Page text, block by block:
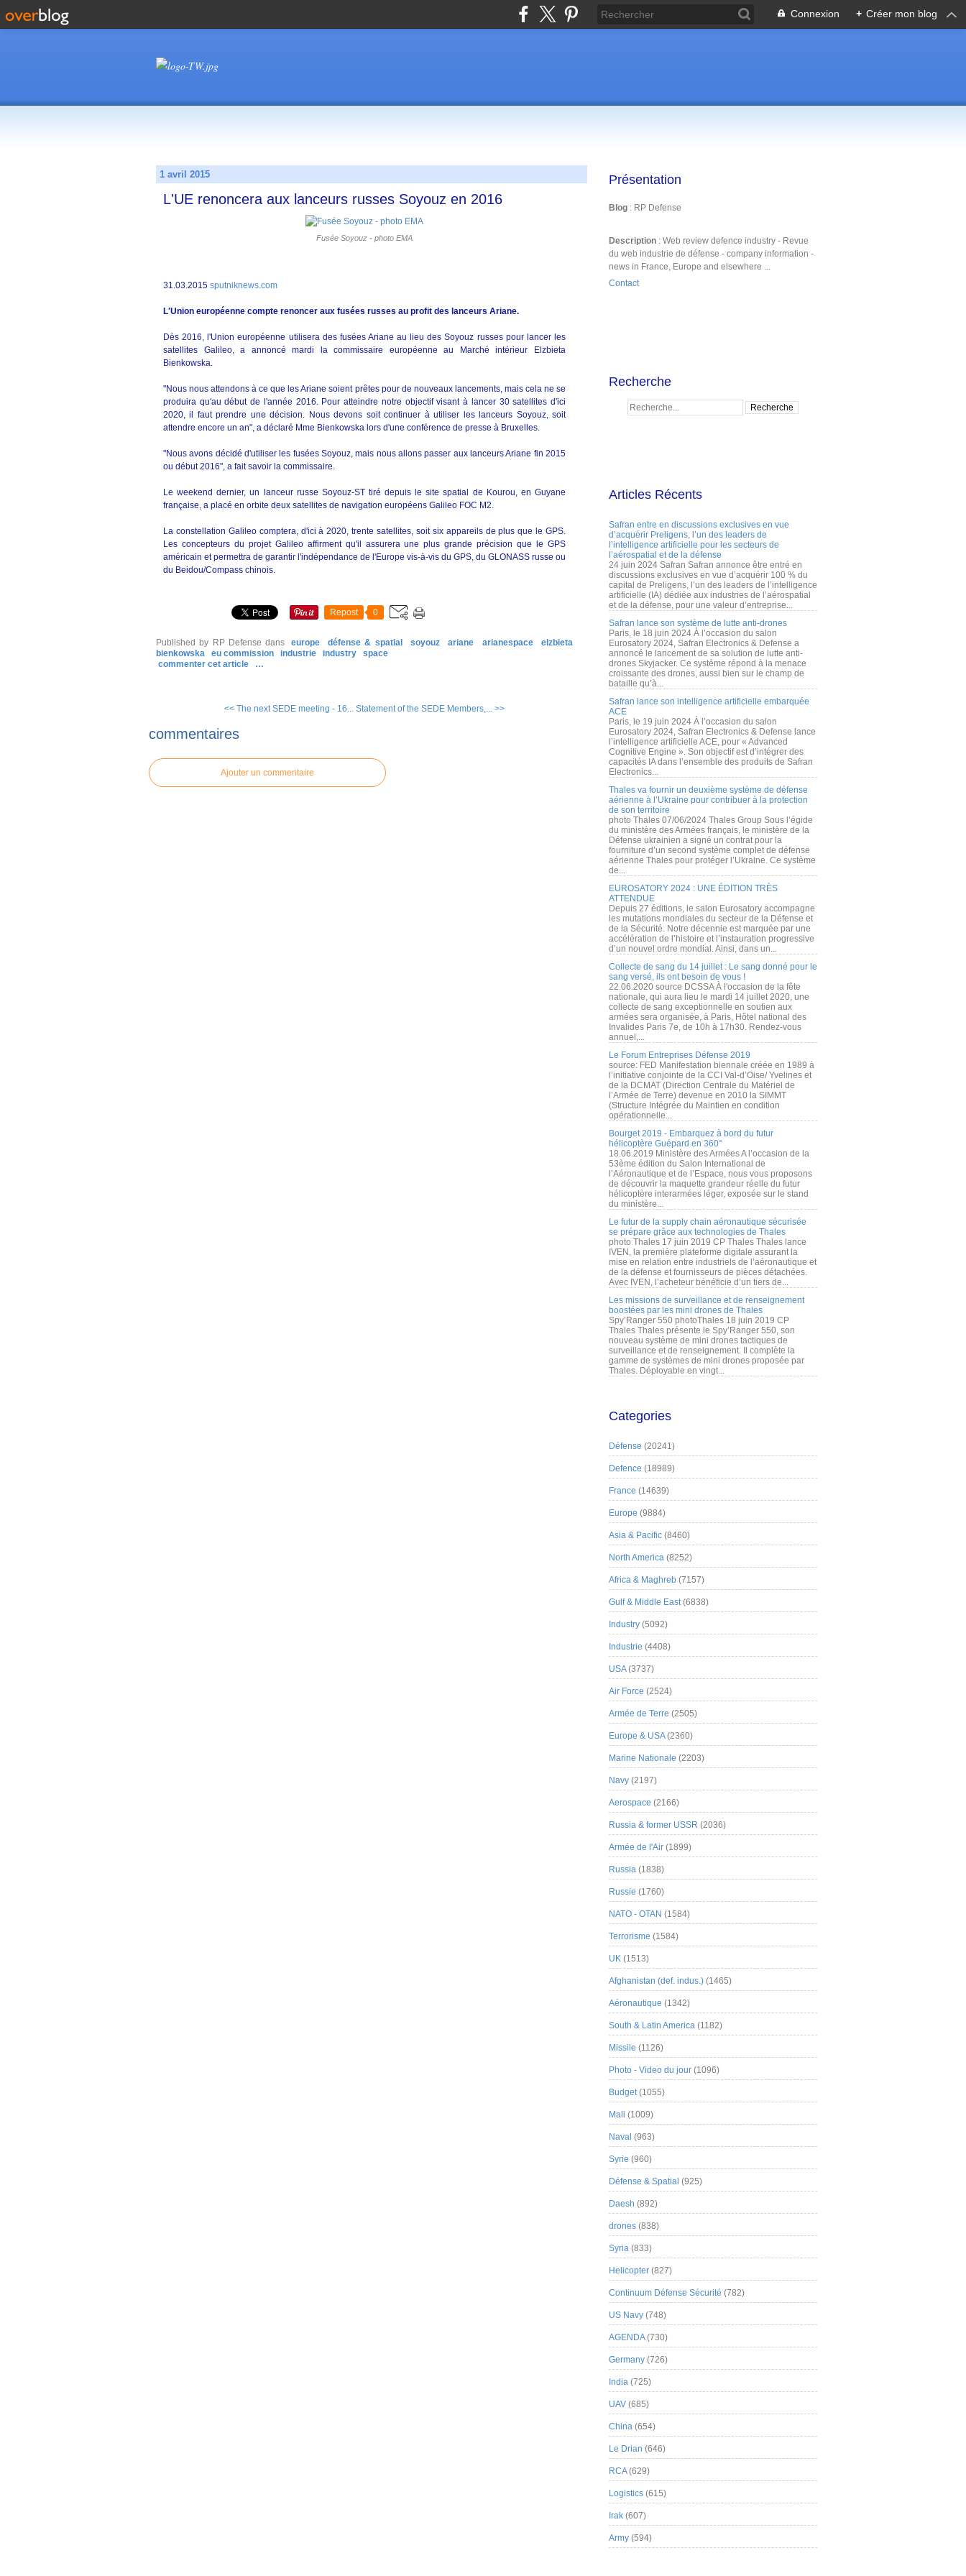
Connexion + Créer mon blog
1 avril 2015
L'UE renoncera aux lanceurs russes Soyouz en 2016
Fusée Soyouz - photo EMA
31.03.2015 sputniknews.com
L'Union européenne compte renoncer aux fusées russes au profit des lanceurs Ariane.
Dès 2016, l'Union européenne utilisera des fusées Ariane au lieu des Soyouz russes pour lancer les
satellites Galileo, a annoncé mardi la commissaire européenne au Marché intérieur Elzbieta
Bienkowska.
"Nous nous attendons à ce que les Ariane soient prêtes pour de nouveaux lancements, mais cela ne se
produira qu'au début de l'année 2016. Pour atteindre notre objectif visant à lancer 30 satellites d'ici
2020, il faut prendre une décision. Nous devons soit continuer à utiliser les lanceurs Soyouz, soit
attendre encore un an", a déclaré Mme Bienkowska lors d'une conférence de presse à Bruxelles.
"Nous avons décidé d'utiliser les fusées Soyouz, mais nous allons passer aux lanceurs Ariane fin 2015
ou début 2016", a fait savoir la commissaire.
Le weekend dernier, un lanceur russe Soyouz-ST tiré depuis le site spatial de Kourou, en Guyane
française, a placé en orbite deux satellites de navigation européens Galileo FOC M2.
La constellation Galileo comptera, d'ici à 2020, trente satellites, soit six appareils de plus que le GPS.
Les concepteurs du projet Galileo affirment qu'il assurera une plus grande précision que le GPS
américain et permettra de garantir l'indépendance de l'Europe vis-à-vis du GPS, du GLONASS russe ou
du Beidou/Compass chinois.
Repost 0
Published by RP Defense dans europe défense & spatial soyouz ariane arianespace
elzbieta
bienkowska
eu commission industrie industry
space
commenter cet article
…
<< The next SEDE meeting - 16... Statement of the SEDE Members,... >>
commentaires
Ajouter un commentaire
Présentation
Blog : RP Defense
Description : Web review defence industry - Revue
du web industrie de défense - company information -
news in France, Europe and elsewhere ...
Contact
Recherche
Articles Récents
Safran entre en discussions exclusives en vue
d’acquérir Preligens, l’un des leaders de
l’intelligence artificielle pour les secteurs de
l’aérospatial et de la défense
24 juin 2024 Safran Safran annonce être entré en
discussions exclusives en vue d’acquérir 100 % du
capital de Preligens, l’un des leaders de l’intelligence
artificielle (IA) dédiée aux industries de l’aérospatial
et de la défense, pour une valeur d’entreprise...
Safran lance son système de lutte anti-drones
Paris, le 18 juin 2024 À l’occasion du salon
Eurosatory 2024, Safran Electronics & Defense a
annoncé le lancement de sa solution de lutte anti-
drones Skyjacker. Ce système répond à la menace
croissante des drones, aussi bien sur le champ de
bataille qu’à...
Safran lance son intelligence artificielle embarquée
ACE
Paris, le 19 juin 2024 À l’occasion du salon
Eurosatory 2024, Safran Electronics & Defense lance
l’intelligence artificielle ACE, pour « Advanced
Cognitive Engine ». Son objectif est d’intégrer des
capacités IA dans l’ensemble des produits de Safran
Electronics...
Thales va fournir un deuxième système de défense
aérienne à l’Ukraine pour contribuer à la protection
de son territoire
photo Thales 07/06/2024 Thales Group Sous l’égide
du ministère des Armées français, le ministère de la
Défense ukrainien a signé un contrat pour la
fourniture d’un second système complet de défense
aérienne Thales pour protéger l’Ukraine. Ce système
de...
EUROSATORY 2024 : UNE ÉDITION TRÈS
ATTENDUE
Depuis 27 éditions, le salon Eurosatory accompagne
les mutations mondiales du secteur de la Défense et
de la Sécurité. Notre décennie est marquée par une
accélération de l’histoire et l’instauration progressive
d’un nouvel ordre mondial. Ainsi, dans un...
Collecte de sang du 14 juillet : Le sang donné pour le
sang versé, ils ont besoin de vous !
22.06.2020 source DCSSA À l'occasion de la fête
nationale, qui aura lieu le mardi 14 juillet 2020, une
collecte de sang exceptionnelle en soutien aux
armées sera organisée, à Paris, Hôtel national des
Invalides Paris 7e, de 10h à 17h30. Rendez-vous
annuel,...
Le Forum Entreprises Défense 2019
source: FED Manifestation biennale créée en 1989 à
l’initiative conjointe de la CCI Val-d’Oise/ Yvelines et
de la DCMAT (Direction Centrale du Matériel de
l’Armée de Terre) devenue en 2010 la SIMMT
(Structure Intégrée du Maintien en condition
opérationnelle...
Bourget 2019 - Embarquez à bord du futur
hélicoptère Guépard en 360°
18.06.2019 Ministère des Armées A l’occasion de la
53ème édition du Salon International de
l’Aéronautique et de l’Espace, nous vous proposons
de découvrir la maquette grandeur réelle du futur
hélicoptère interarmées léger, exposée sur le stand
du ministère...
Le futur de la supply chain aéronautique sécurisée
se prépare grâce aux technologies de Thales
photo Thales 17 juin 2019 CP Thales Thales lance
IVEN, la première plateforme digitale assurant la
mise en relation entre industriels de l’aéronautique et
de la défense et fournisseurs de pièces détachées.
Avec IVEN, l’acheteur bénéficie d’un tiers de...
Les missions de surveillance et de renseignement
boostées par les mini drones de Thales
Spy’Ranger 550 photoThales 18 juin 2019 CP
Thales Thales présente le Spy’Ranger 550, son
nouveau système de mini drones tactiques de
surveillance et de renseignement. Il complète la
gamme de systèmes de mini drones proposée par
Thales. Déployable en vingt...
Categories
Défense (20241)
Defence (18989)
France (14639)
Europe (9884)
Asia & Pacific (8460)
North America (8252)
Africa & Maghreb (7157)
Gulf & Middle East(6838)
Industry (5092)
Industrie (4408)
USA(3737)
Air Force (2524)
Armée de Terre (2505)
Europe & USA(2360)
Marine Nationale (2203)
Navy (2197)
Aerospace (2166)
Russia & former USSR (2036)
Armée de l'Air (1899)
Russia (1838)
Russie (1760)
NATO - OTAN (1584)
Terrorisme (1584)
UK (1513)
Afghanistan (def. indus.) (1465)
Aéronautique (1342)
South & Latin America (1182)
Missile (1126)
Photo - Video du jour (1096)
Budget(1055)
Mali (1009)
Naval (963)
Syrie (960)
Défense & Spatial (925)
Daesh (892)
drones (838)
Syria (833)
Helicopter (827)
Continuum Défense Sécurité (782)
US Navy (748)
AGENDA(730)
Germany (726)
India (725)
UAV (685)
China (654)
Le Drian (646)
RCA(629)
Logistics (615)
Irak (607)
Army (594)